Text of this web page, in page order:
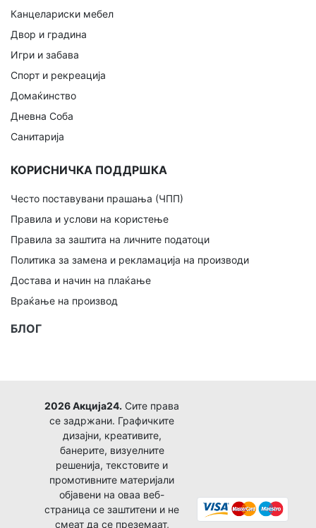
Канцелариски мебел
Двор и градина
Игри и забава
Спорт и рекреација
Домаќинство
Дневна Соба
Санитарија
КОРИСНИЧКА ПОДДРШКА
Често поставувани прашања (ЧПП)
Правила и услови на користење
Правила за заштита на личните податоци
Политика за замена и рекламација на производи
Достава и начин на плаќање
Враќање на производ
БЛОГ
2026 Акција24. Сите права
се задржани. Графичките
дизајни, креативите,
банерите, визуелните
решенија, текстовите и
промотивните материјали
објавени на оваа веб-
страница се заштитени и не
смеат да се преземаат,